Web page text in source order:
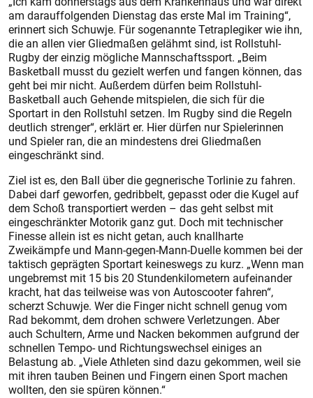
am darauffolgenden Dienstag das erste Mal im Training“,
erinnert sich Schuwje. Für sogenannte Tet­raplegiker wie ihn,
die an allen vier Gliedmaßen gelähmt sind, ist Rollstuhl-
Rugby der einzig mögliche Mannschaftssport. „Beim
Basketball musst du gezielt werfen und fangen können, das
geht bei mir nicht. Außerdem dürfen beim Rollstuhl-
Basketball auch Gehende mitspielen, die sich für die
Sportart in den Rollstuhl setzen. Im Rugby sind die Regeln
deutlich strenger“, erklärt er. Hier dürfen nur Spielerinnen
und Spieler ran, die an mindestens drei Gliedmaßen
eingeschränkt sind.
Ziel ist es, den Ball über die gegnerische Torlinie zu fahren.
Dabei darf geworfen, gedribbelt, gepasst oder die Kugel auf
dem Schoß transportiert werden – das geht selbst mit
eingeschränkter Motorik ganz gut. Doch mit technischer
Finesse allein ist es nicht getan, auch knallharte
Zweikämpfe und Mann-gegen-Mann-Duelle kommen bei der
taktisch geprägten Sportart keineswegs zu kurz. „Wenn man
ungebremst mit 15 bis 20 Stundenkilometern aufeinander
kracht, hat das teilweise was von Autoscooter fahren“,
scherzt Schuwje. Wer die Finger nicht schnell genug vom
Rad bekommt, dem drohen schwere Verletzungen. Aber
auch Schultern, Arme und Nacken bekommen aufgrund der
schnellen Tempo- und Richtungswechsel einiges an
Belastung ab. „Viele Athleten sind dazu gekommen, weil sie
mit ihren tauben Beinen und Fingern einen Sport machen
wollten, den sie spüren können.“